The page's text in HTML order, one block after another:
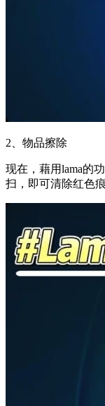
2、物品擦除
现在，藉用lama的
扫，即可清除红色痕